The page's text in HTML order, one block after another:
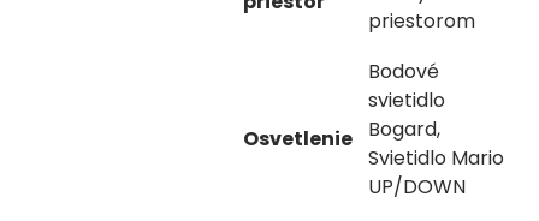
priestorom
Osvetlenie
Bodové
svietidlo
Bogard,
Svietidlo Mario
UP/DOWN